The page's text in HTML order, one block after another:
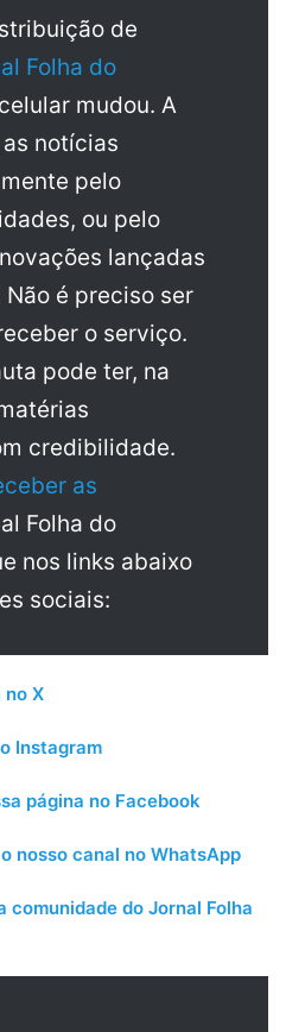
de
Folha do
mudou. A
notícias
pelo
ou pelo
lançadas
é preciso ser
o serviço.
pode ter, na
credibilidade.
as
Folha do
nos links abaixo
sociais:
no X
Instagram
página no Facebook
nosso canal no WhatsApp
comunidade do Jornal Folha